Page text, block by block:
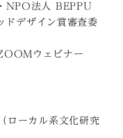
NPO法人 BEPPU
デザイン賞審査委
ウェビナー
ローカル系文化研究